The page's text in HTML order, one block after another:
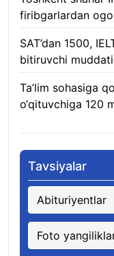
firibgarlardan
SAT’dan 1500,
bitiruvchi
Ta’lim sohasiga
o‘qituvchiga 120
Tavsiyalar
Abituriyentlar
Foto